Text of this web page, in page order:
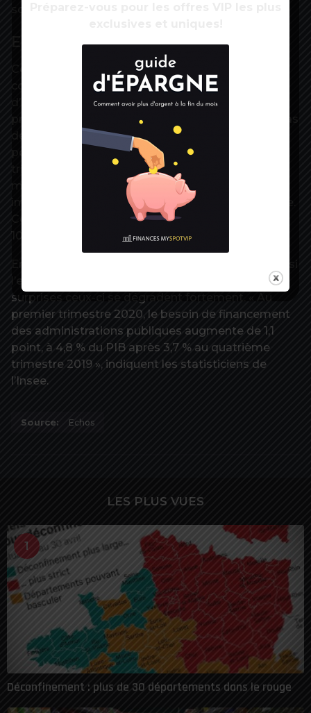
Envolée de l’épargne des ménages
Ces données confirment aussi que dans un
contexte anxiogène et dans l’impossibilité
d’effectuer des achats, autres que ceux de
première nécessité, les Français ont rempli leur bas
de laine. Le taux d’épargne augmente fortement
pour atteindre 19,6 % au cours du premier
trimestre, contre 15,1 % au cours des trois derniers
mois de 2019. La hausse est encore plus
impressionnante pour le taux d’épargne financière.
Celui-ci passe, d’un trimestre à l’autre, de 4,6 % à
10,4 %.
l’effet de la crise sur les comptes publics. Sans
surprises ceux-ci se dégradent fortement. « Au
premier trimestre 2020, le besoin de financement
des administrations publiques augmente de 1,1
point, à 4,8 % du PIB après 3,7 % au quatrième
trimestre 2019 », indiquent les statisticiens de
l’Insee.
Source: Echos
LES PLUS VUES
1
Déconfinement : plus de 30 départements dans le rouge